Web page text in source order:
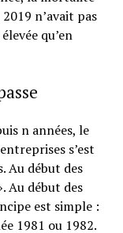
n’avait pas
qu’en
n années, le
s’est
Au début des
Au début des
est simple :
1981 ou 1982.